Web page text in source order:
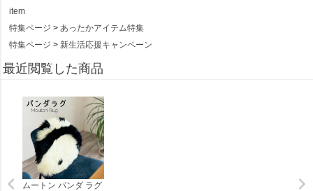
item
特集ページ
あったかアイテム特集
特集ページ
新生活応援キャンペーン
最近閲覧した商品
ムートン パンダ ラグ